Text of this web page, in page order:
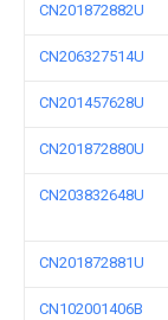
CN201872882U
CN206327514U
CN201457628U
CN201872880U
CN203832648U
CN201872881U
CN102001406B